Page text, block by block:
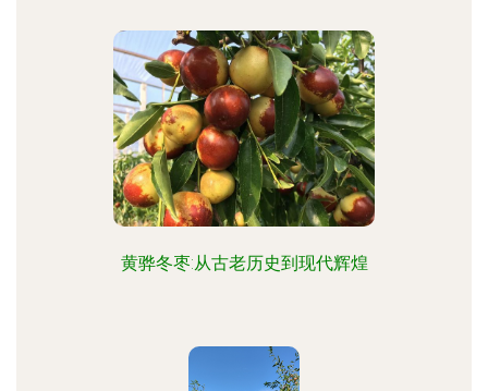
黄骅冬枣:从古老历史到现代辉煌